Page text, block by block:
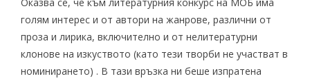
голям интерес и от автори на жанрове, различни от
проза и лирика, включително и от нелитературни
клонове на изкуството (като тези творби не участват в
номинирането) . В тази връзка ни беше изпратена